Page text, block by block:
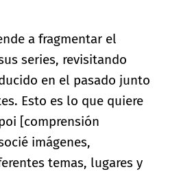
a fragmentar el
series, revisitando
en el pasado junto
Esto es lo que quiere
[comprensión
imágenes,
temas, lugares y